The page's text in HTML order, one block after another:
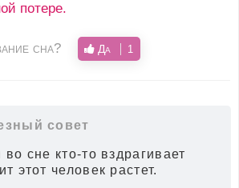
потере.
сна? Да 1
совет
во сне кто-то вздрагивает
этот человек растет.